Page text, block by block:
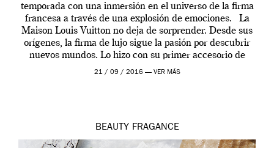
temporada con una inmersión en el universo de la firma
francesa a través de una explosión de emociones. La
Maison Louis Vuitton no deja de sorprender. Desde sus
orígenes, la firma de lujo sigue la pasión por descubrir
nuevos mundos. Lo hizo con su primer accesorio de
viaje, el […]
21 / 09 / 2016 — VER MÁS
BEAUTY FRAGANCE